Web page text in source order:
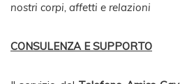
nostri corpi, affetti e relazioni
CONSULENZA E SUPPORTO